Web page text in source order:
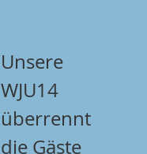
Unsere
WJU14
überrennt
die Gäste